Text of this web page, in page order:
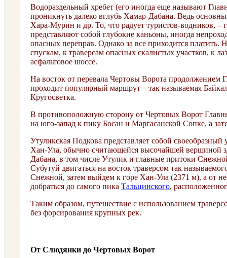
Водораздельный хребет (его иногда еще называют
проникнуть далеко вглубь Хамар-Дабана. Ведь
Хара-Мурин и др. То, что радует туристов-водников,
представляют собой глубокие каньоны, иногда
опасных переправ. Однако за все приходится платить.
спускам, к траверсам опасных скалистых участков, к
асфальтовое шоссе.
На восток от перевала Чертовы Ворота продолжением
проходит популярный маршрут – так называемая
Кругосветка.
В противоположную сторону от Чертовых Ворот
на юго-запад к пику Босан и Маргасанской Сопке, а
Утуликская Подкова представляет собой
Хан-Ула, обычно считающейся высочайшей вершиной
Дабана, в том числе Утулик и главные притоки
Субутуй двигаться на восток траверсом так
Снежной, затем выйдем к горе Хан-Ула (2371 м), а от
добраться до самого пика Тальцинского,
Таким образом, путешествие с использованием
без форсирования крупных рек.
От Слюдянки до Чертовых Ворот